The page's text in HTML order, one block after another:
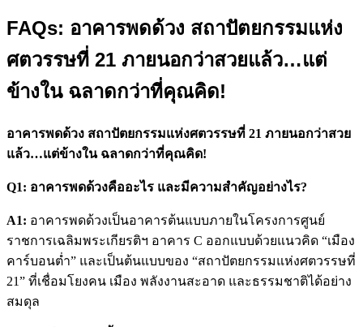
FAQs: อาคารพดด้วง สถาปัตยกรรมแห่ง
ศตวรรษที่ 21 ภายนอกว่าสวยแล้ว…แต่
ข้างใน ฉลาดกว่าที่คุณคิด!
อาคารพดด้วง สถาปัตยกรรมแห่งศตวรรษที่ 21 ภายนอกว่าสวย
แล้ว…แต่ข้างใน ฉลาดกว่าที่คุณคิด!
Q1: อาคารพดด้วงคืออะไร และมีความสำคัญอย่างไร?
A1: อาคารพดด้วงเป็นอาคารต้นแบบภายในโครงการศูนย์
ราชการเฉลิมพระเกียรติฯ อาคาร C ออกแบบด้วยแนวคิด “เมือง
คาร์บอนต่ำ” และเป็นต้นแบบของ “สถาปัตยกรรมแห่งศตวรรษที่
21” ที่เชื่อมโยงคน เมือง พลังงานสะอาด และธรรมชาติได้อย่าง
สมดุล